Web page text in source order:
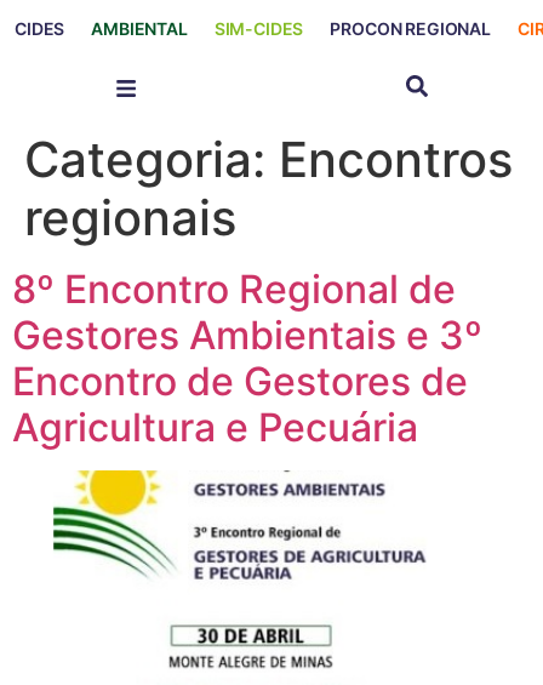
CIDES AMBIENTAL SIM-CIDES PROCON REGIONAL
Categoria: Encontros
regionais
8º Encontro Regional de
Gestores Ambientais e 3º
Encontro de Gestores de
Agricultura e Pecuária